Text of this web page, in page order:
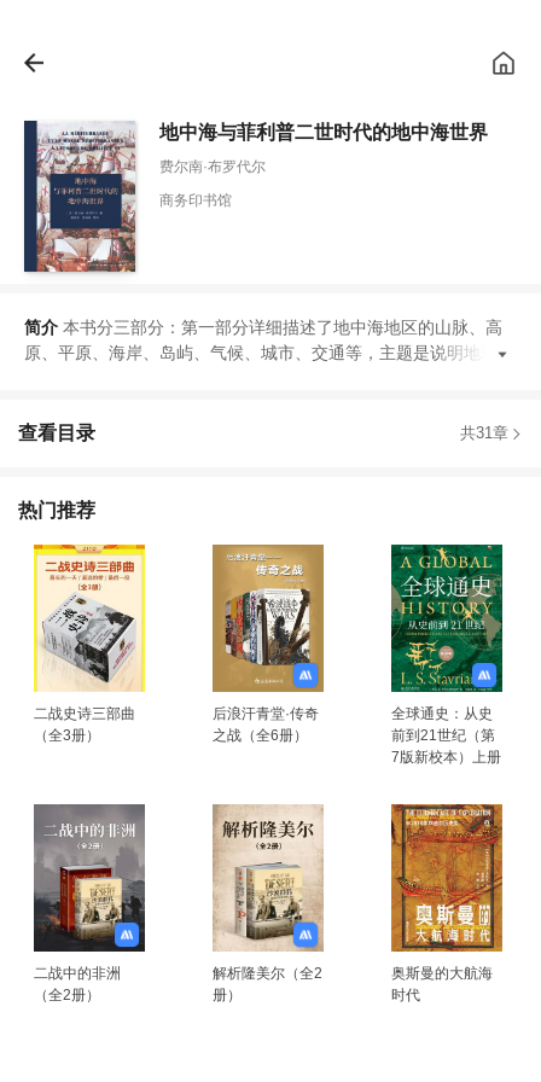
地中海与菲利普二世时代的地中海世界
费尔南·布罗代尔
商务印书馆
本书分三部分 ： 第一部分详细描述了地中海地区的山脉
高
原
平原 海岸 岛屿 气候 城市 交通等 ， 主题是说明地理与
简介
查看目录 共31章
热门推荐
二战史诗三部曲
（全3册）
后浪汗青堂·传奇
之战（全6册）
全球通史：从史
前到21世纪（第
7版新校本）上册
二战中的非洲
（全2册）
解析隆美尔（全2
册）
奥斯曼的大航海
时代